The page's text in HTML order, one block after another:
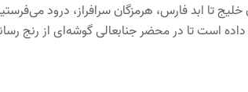
تا ابد فارس، هرمزگان سرافراز، درود
است تا در محضر جنابعالی گوشه‌ای از رنج